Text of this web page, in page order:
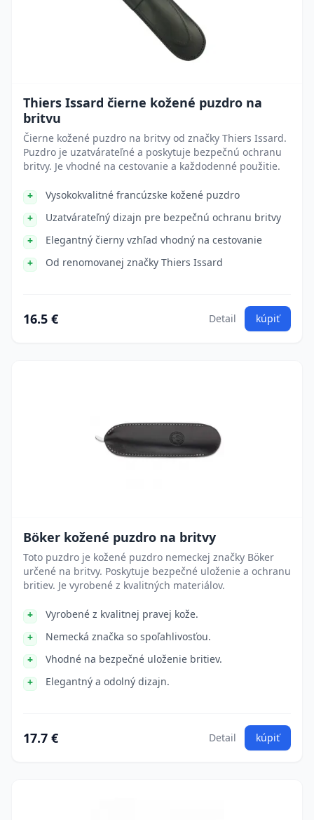
Thiers Issard čierne kožené puzdro na
britvu
Čierne kožené puzdro na britvy od značky Thiers Issard.
Puzdro je uzatvárateľné a poskytuje bezpečnú ochranu
britvy. Je vhodné na cestovanie a každodenné použitie.
Vysokokvalitné francúzske kožené puzdro
Uzatvárateľný dizajn pre bezpečnú ochranu britvy
Elegantný čierny vzhľad vhodný na cestovanie
Od renomovanej značky Thiers Issard
16.5 € Detail kúpiť
Böker kožené puzdro na britvy
Toto puzdro je kožené puzdro nemeckej značky Böker
určené na britvy. Poskytuje bezpečné uloženie a ochranu
britiev. Je vyrobené z kvalitných materiálov.
Vyrobené z kvalitnej pravej kože.
Nemecká značka so spoľahlivosťou.
Vhodné na bezpečné uloženie britiev.
Elegantný a odolný dizajn.
17.7 € Detail kúpiť